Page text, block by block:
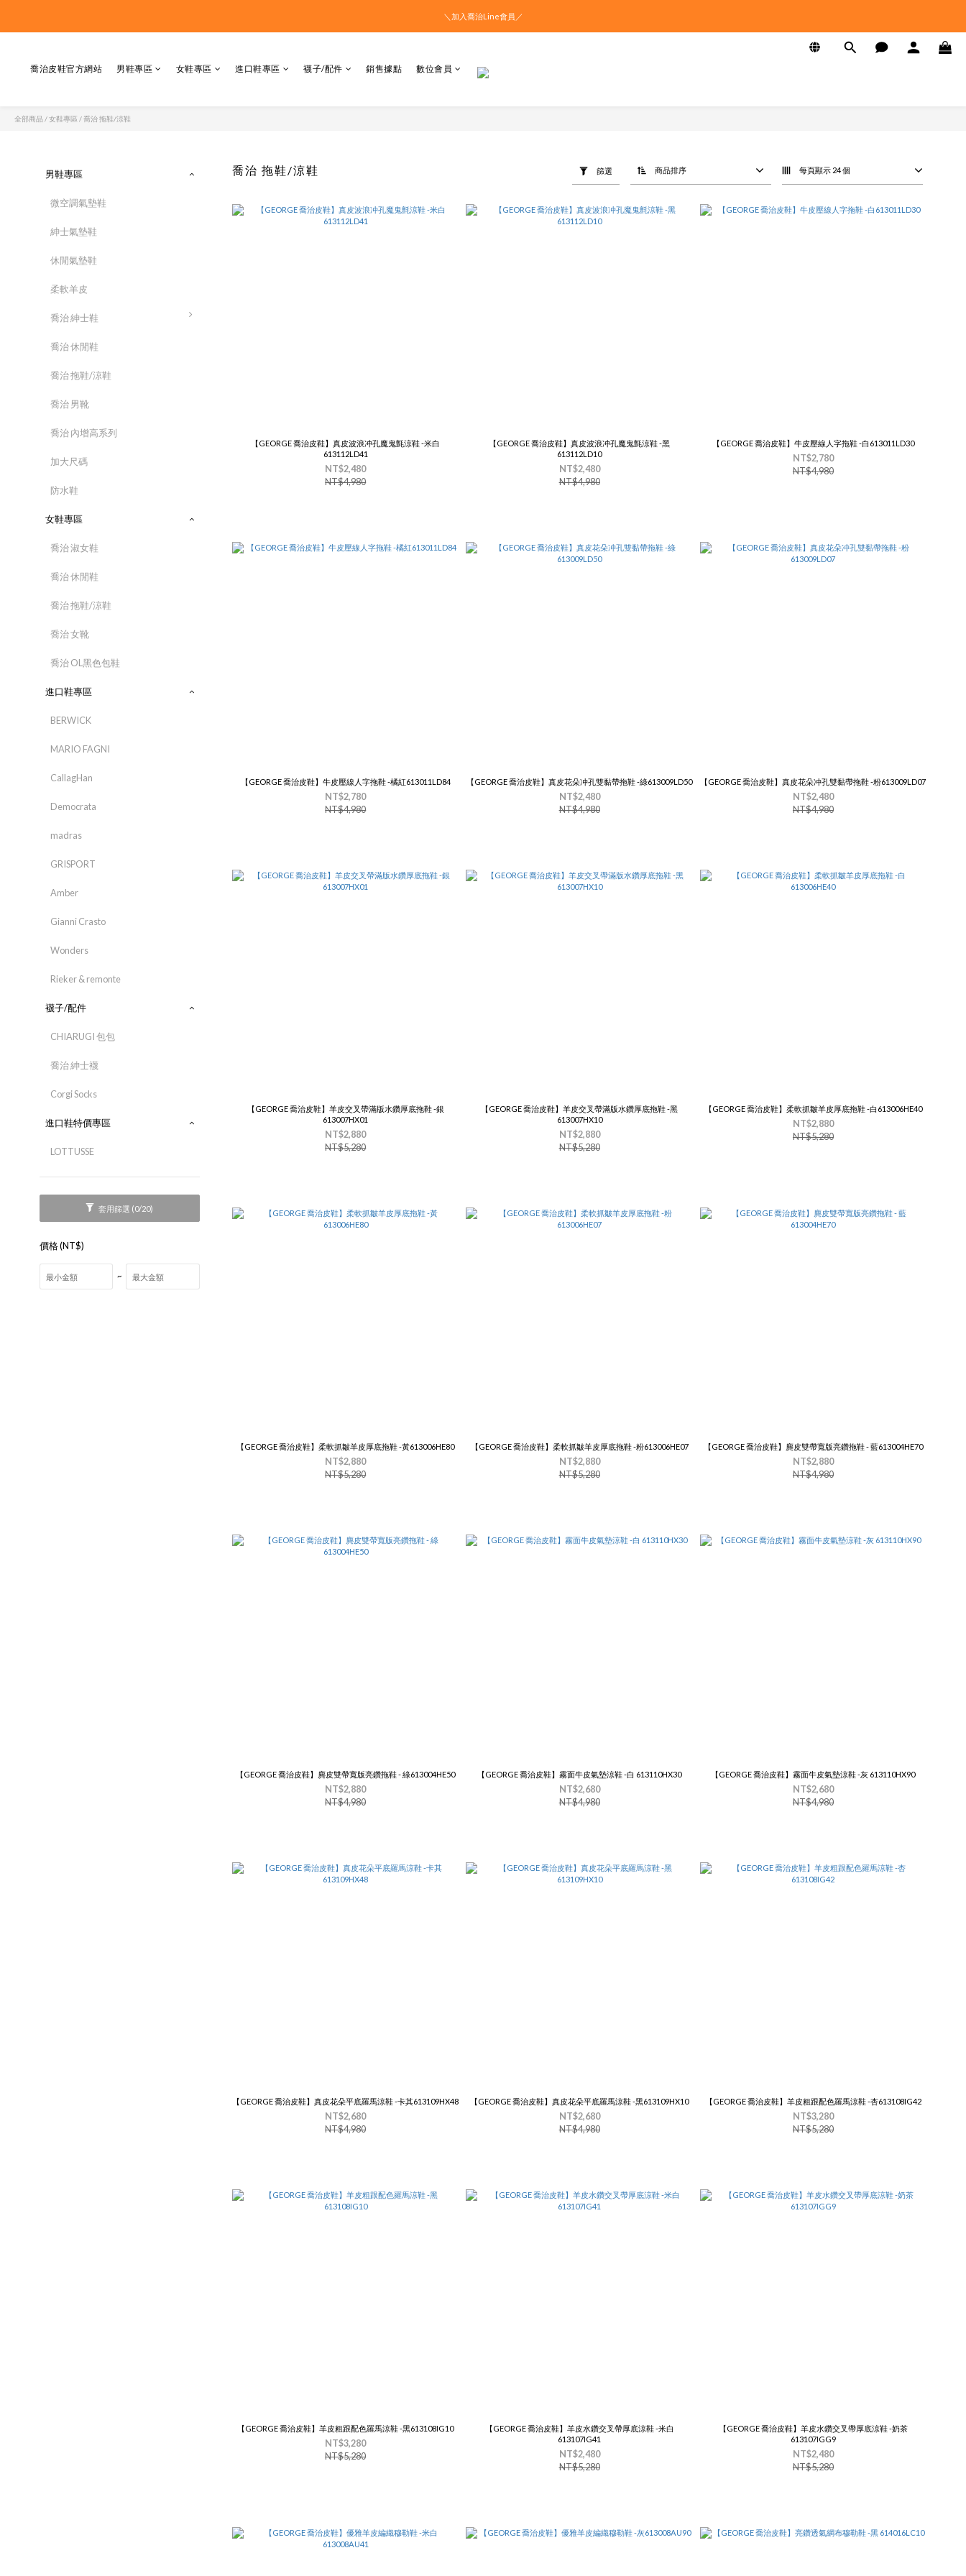
＼加入喬治Line會員／
喬治皮鞋官方網站 男鞋專區 女鞋專區 進口鞋專區 襪子/配件 銷售據點 數位會員
全部商品 /女鞋專區 /喬治 拖鞋/涼鞋
男鞋專區
微空調氣墊鞋
紳士氣墊鞋
休閒氣墊鞋
柔軟羊皮
喬治 紳士鞋
喬治 休閒鞋
喬治 拖鞋/涼鞋
喬治 男靴
喬治 內增高系列
加大尺碼
防水鞋
女鞋專區
喬治 淑女鞋
喬治 休閒鞋
喬治 拖鞋/涼鞋
喬治 女靴
喬治 OL黑色包鞋
進口鞋專區
BERWICK
MARIO FAGNI
CallagHan
Democrata
madras
GRISPORT
Amber
Gianni Crasto
Wonders
Rieker & remonte
襪子/配件
CHIARUGI 包包
喬治 紳士襪
Corgi Socks
進口鞋特價專區
LOTTUSSE
套用篩選 (0/20)
價格 (NT$)
~
喬治 拖鞋/涼鞋 篩選 商品排序 每頁顯示 24 個
【GEORGE 喬治皮鞋】真皮波浪冲孔魔鬼氈涼鞋 -米白
613112LD41
NT$2,480
NT$4,980
【GEORGE 喬治皮鞋】真皮波浪冲孔魔鬼氈涼鞋 -黑
613112LD10
NT$2,480
NT$4,980
【GEORGE 喬治皮鞋】牛皮壓線人字拖鞋 -白613011LD30
NT$2,780
NT$4,980
【GEORGE 喬治皮鞋】牛皮壓線人字拖鞋 -橘紅613011LD84
NT$2,780
NT$4,980
【GEORGE 喬治皮鞋】真皮花朵冲孔雙黏帶拖鞋 -綠613009LD50
NT$2,480
NT$4,980
【GEORGE 喬治皮鞋】真皮花朵冲孔雙黏帶拖鞋 -粉613009LD07
NT$2,480
NT$4,980
【GEORGE 喬治皮鞋】羊皮交叉帶滿版水鑽厚底拖鞋 -銀
613007HX01
NT$2,880
NT$5,280
【GEORGE 喬治皮鞋】羊皮交叉帶滿版水鑽厚底拖鞋 -黑
613007HX10
NT$2,880
NT$5,280
【GEORGE 喬治皮鞋】柔軟抓皺羊皮厚底拖鞋 -白613006HE40
NT$2,880
NT$5,280
【GEORGE 喬治皮鞋】柔軟抓皺羊皮厚底拖鞋 -黃613006HE80
NT$2,880
NT$5,280
【GEORGE 喬治皮鞋】柔軟抓皺羊皮厚底拖鞋 -粉613006HE07
NT$2,880
NT$5,280
【GEORGE 喬治皮鞋】麂皮雙帶寬版亮鑽拖鞋 - 藍613004HE70
NT$2,880
NT$4,980
【GEORGE 喬治皮鞋】麂皮雙帶寬版亮鑽拖鞋 - 綠613004HE50
NT$2,880
NT$4,980
【GEORGE 喬治皮鞋】霧面牛皮氣墊涼鞋 -白 613110HX30
NT$2,680
NT$4,980
【GEORGE 喬治皮鞋】霧面牛皮氣墊涼鞋 -灰 613110HX90
NT$2,680
NT$4,980
【GEORGE 喬治皮鞋】真皮花朵平底羅馬涼鞋 -卡其613109HX48
NT$2,680
NT$4,980
【GEORGE 喬治皮鞋】真皮花朵平底羅馬涼鞋 -黑613109HX10
NT$2,680
NT$4,980
【GEORGE 喬治皮鞋】羊皮粗跟配色羅馬涼鞋 -杏613108IG42
NT$3,280
NT$5,280
【GEORGE 喬治皮鞋】羊皮粗跟配色羅馬涼鞋 -黑613108IG10
NT$3,280
NT$5,280
【GEORGE 喬治皮鞋】羊皮水鑽交叉帶厚底涼鞋 -米白
613107IG41
NT$2,480
NT$5,280
【GEORGE 喬治皮鞋】羊皮水鑽交叉帶厚底涼鞋 -奶茶
613107IGG9
NT$2,480
NT$5,280